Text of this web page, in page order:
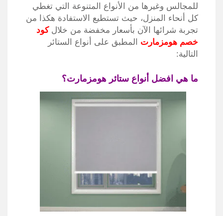
للمجالس وغيرها من الأنواع المتنوعة التي تغطي
كل أنحاء المنزل، حيث تستطيع الاستفادة هكذا من
تجربة شرائها الآن بأسعار مخفضة من خلالكود
خصم هومزمارت المطبق على أنواع الستائر
التالية:
ما هي افضل أنواع ستائر هومزمارت؟